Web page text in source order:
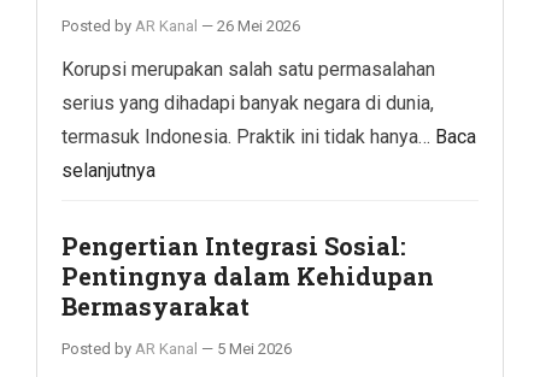
Posted by AR Kanal — 26 Mei 2026
Korupsi merupakan salah satu permasalahan
serius yang dihadapi banyak negara di dunia,
termasuk Indonesia. Praktik ini tidak hanya… Baca
selanjutnya
Pengertian Integrasi Sosial:
Pentingnya dalam Kehidupan
Bermasyarakat
Posted by AR Kanal — 5 Mei 2026